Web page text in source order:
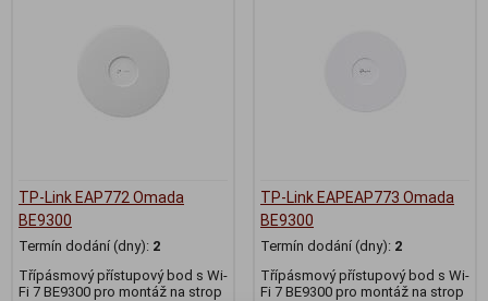
TP-Link EAP772 Omada
BE9300
Termín dodání (dny): 2
Třípásmový přístupový bod s Wi-
Fi 7 BE9300 pro montáž na strop
TP-Link EAPEAP773 Omada
BE9300
Termín dodání (dny): 2
Třípásmový přístupový bod s Wi-
Fi 7 BE9300 pro montáž na strop